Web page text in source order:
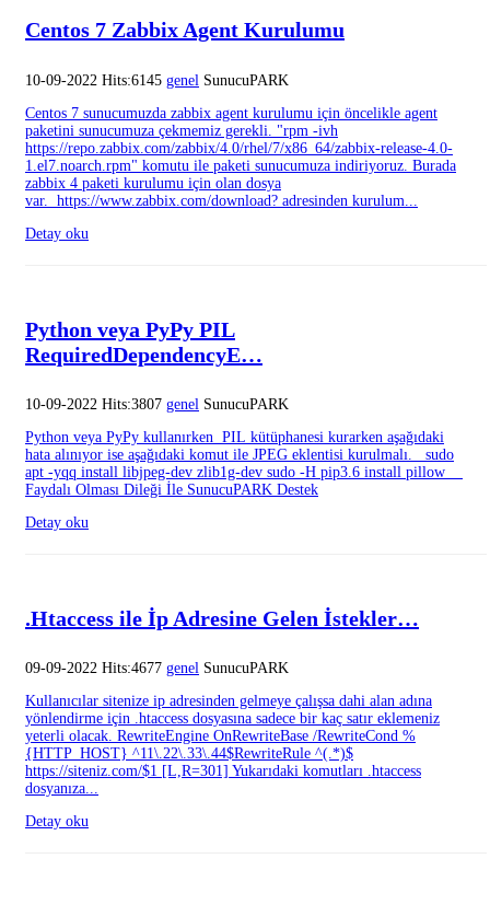
Centos 7 Zabbix Agent Kurulumu
10-09-2022 Hits:6145 genel SunucuPARK
Centos 7 sunucumuzda zabbix agent kurulumu için öncelikle agent
paketini sunucumuza çekmemiz gerekli. "rpm -ivh
https://repo.zabbix.com/zabbix/4.0/rhel/7/x86_64/zabbix-release-4.0-
1.el7.noarch.rpm" komutu ile paketi sunucumuza indiriyoruz. Burada
zabbix 4 paketi kurulumu için olan dosya
var. https://www.zabbix.com/download? adresinden kurulum...
Detay oku
Python veya PyPy PIL
RequiredDependencyE…
10-09-2022 Hits:3807 genel SunucuPARK
Python veya PyPy kullanırken PIL kütüphanesi kurarken aşağıdaki
hata alınıyor ise aşağıdaki komut ile JPEG eklentisi kurulmalı. sudo
apt -yqq install libjpeg-dev zlib1g-dev sudo -H pip3.6 install pillow
Faydalı Olması Dileği İle SunucuPARK Destek
Detay oku
.Htaccess ile İp Adresine Gelen İstekler…
09-09-2022 Hits:4677 genel SunucuPARK
Kullanıcılar sitenize ip adresinden gelmeye çalışsa dahi alan adına
yönlendirme için .htaccess dosyasına sadece bir kaç satır eklemeniz
yeterli olacak. RewriteEngine OnRewriteBase /RewriteCond %
{HTTP_HOST} ^11\.22\.33\.44$RewriteRule ^(.*)$
https://siteniz.com/$1 [L,R=301] Yukarıdaki komutları .htaccess
dosyanıza...
Detay oku